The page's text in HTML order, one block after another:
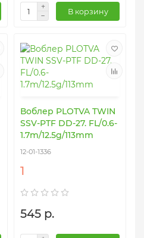
В корзину
Воблер PLOTVA TWIN
SSV-PTF DD-27. FL/0.6-
1.7m/12.5g/113mm
12-01-1336
1
545 р.